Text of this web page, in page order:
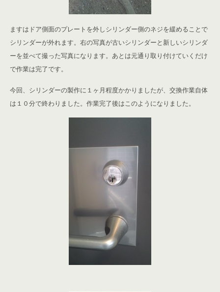
ますはドア側面のプレートを外しシリンダー側のネジを緩めることで
シリンダーが外れます。右の写真が古いシリンダーと新しいシリンダ
ーを並べて撮った写真になります。あとは元通り取り付けていくだけ
で作業は完了です。
今回、シリンダーの製作に１ヶ月程度かかりましたが、交換作業自体
は１０分で終わりました。作業完了後はこのようになりました。